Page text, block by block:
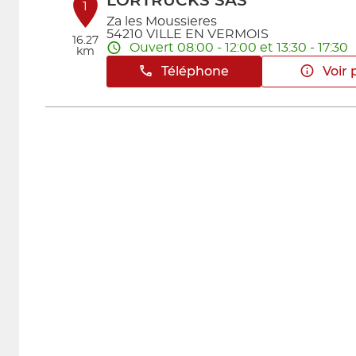
1
16.27
km
Za les Moussieres
54210 VILLE EN VERMOIS
Ouvert 08:00 - 12:00 et 13:30 - 17:30
Téléphone
Voir